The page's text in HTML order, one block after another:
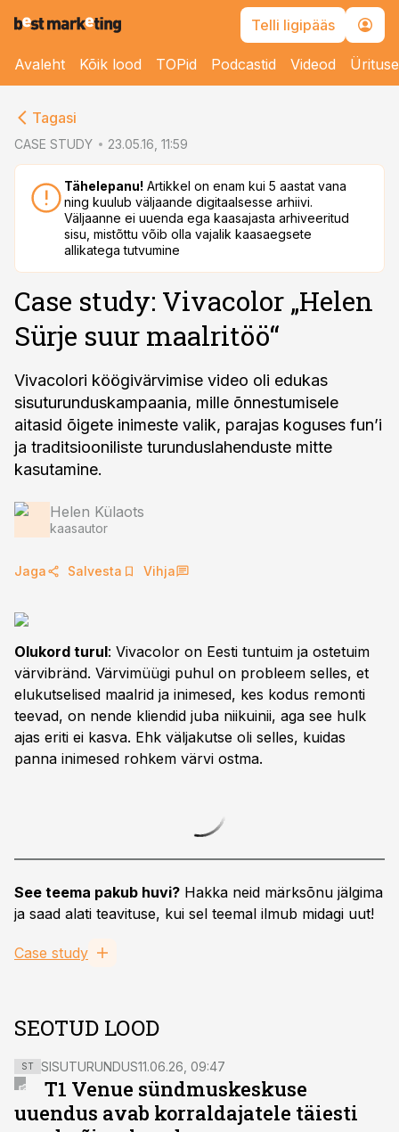
Telli ligipääs
Avaleht Kõik lood TOPid Podcastid Videod
Tagasi
CASE STUDY 23.05.16, 11:59
Tähelepanu! Artikkel on enam kui 5 aastat vana
ning kuulub väljaande digitaalsesse arhiivi.
Väljaanne ei uuenda ega kaasajasta arhiveeritud
sisu, mistõttu võib olla vajalik kaasaegsete
allikatega tutvumine
Case study: Vivacolor „Helen
Sürje suur maalritöö“
Vivacolori köögivärvimise video oli edukas
sisuturunduskampaania, mille õnnestumisele
aitasid õigete inimeste valik, parajas koguses fun’i
ja traditsiooniliste turunduslahenduste mitte
Helen Külaots
kaasautor
Jaga Salvesta Vihja
Olukord turul: Vivacolor on Eesti tuntuim ja ostetuim
värvibränd. Värvimüügi puhul on probleem selles, et
elukutselised maalrid ja inimesed, kes kodus remonti
teevad, on nende kliendid juba niikuinii, aga see hulk
ajas eriti ei kasva. Ehk väljakutse oli selles, kuidas
panna inimesed rohkem värvi ostma.
See teema pakub huvi? Hakka neid märksõnu jälgima
ja saad alati teavituse, kui sel teemal ilmub midagi uut!
Case study
SEOTUD LOOD
ST SISUTURUNDUS11.06.26, 09:47
T1 Venue sündmuskeskuse
uuendus avab korraldajatele täiesti